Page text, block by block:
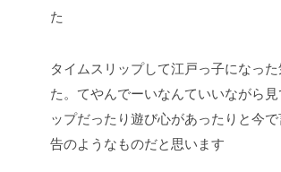
た
タイムスリップして江戸っ子になった
た。てやんでーいなんていいながら
ップだったり遊び心があったりと今
告のようなものだと思います